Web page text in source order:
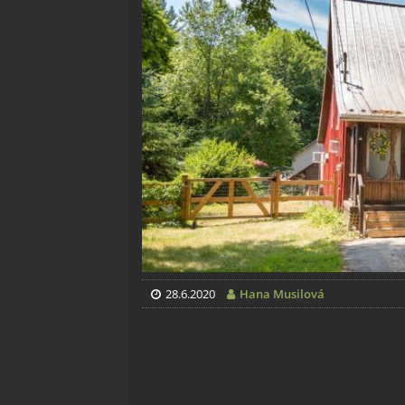
28.6.2020 Hana Musilová